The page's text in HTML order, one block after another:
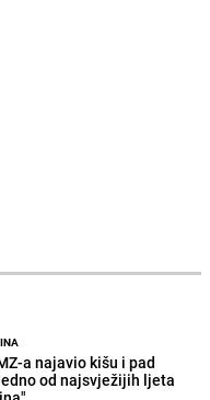
a najavio kišu i pad
od najsvježijih ljeta